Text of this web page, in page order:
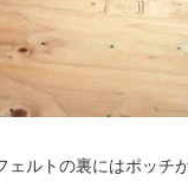
ェルトの裏にはポッチ